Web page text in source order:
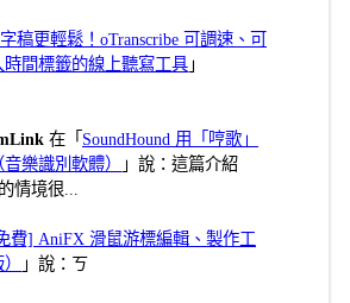
稿更輕鬆！oTranscribe 可調速、可
間標籤的線上聽寫工具 」
在「 SoundHound 用「哼歌」
樂識別軟體）
」說：這篇介紹
情境很...
費] AniFX 滑鼠游標編輯、製作工
」說：ㄎ